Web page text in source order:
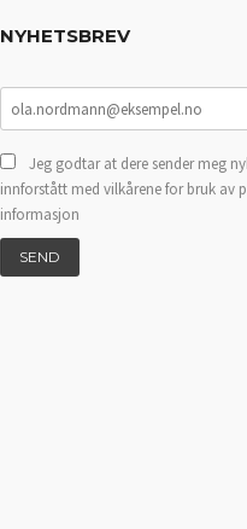
NYHETSBREV
Jeg godtar at dere sender meg
innforstått med vilkårene for bruk av
informasjon